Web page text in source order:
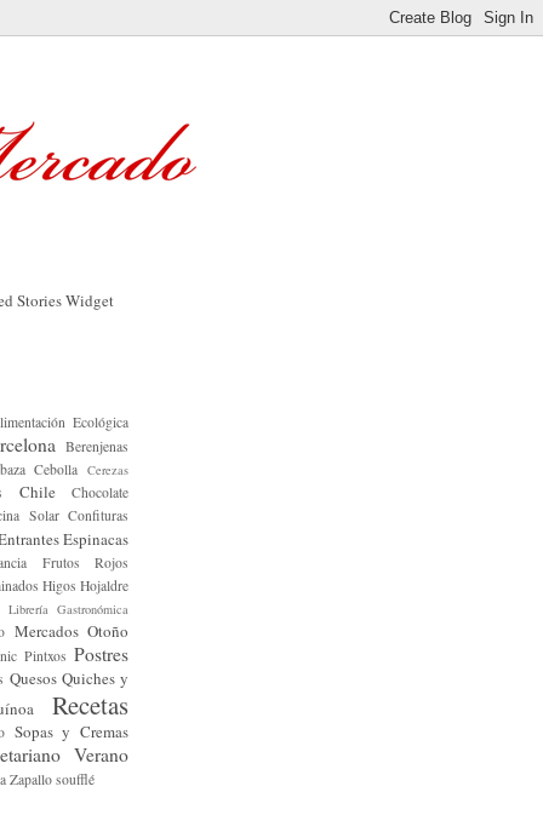
Ecológica
Berenjenas
Cebolla Cerezas
Chile
Chocolate
Solar Confituras
Espinacas
Frutos Rojos
Higos Hojaldre
Librería Gastronómica
Mercados Otoño
Pintxos Postres
Quesos Quiches y
Recetas
Sopas y Cremas
Verano
Zapallo soufflé